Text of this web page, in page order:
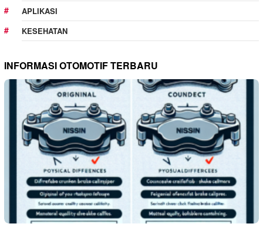
APLIKASI
KESEHATAN
INFORMASI OTOMOTIF TERBARU